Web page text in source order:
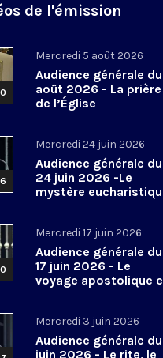
de l'émission
Mercredi 5 août 2026
Audience générale
août 2026 - La prière
de l’Église
Mercredi 24 juin 2026
Audience générale du
24 juin 2026 -Le
mystère
Mercredi 17 juin 2026
Audience générale du
17 juin 2026 - Le
voyage apostolique
Mercredi 3 juin 2026
Audience générale
juin 2026 - Le rite, le